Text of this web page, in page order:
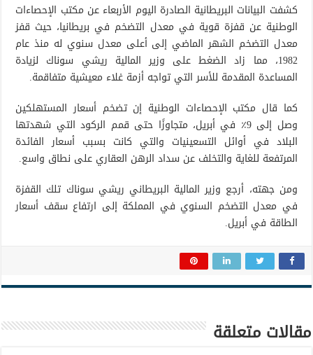
كشفت البيانات البريطانية الصادرة اليوم الأربعاء عن مكتب الإحصاءات
الوطنية عن قفزة قوية في معدل التضخم في بريطانيا، حيث قفز
معدل التضخم الشهر الماضي إلى أعلى معدل سنوي له منذ عام
1982، مما زاد الضغط على وزير المالية ريشي سوناك لزيادة
المساعدة المقدمة للأسر التي تواجه أزمة غلاء معيشية متفاقمة.
كما قال مكتب الإحصاءات الوطنية إن تضخم أسعار المستهلكين
وصل إلى 9٪ في أبريل، متجاوزًا حتى قمم الركود التي شهدتها
البلاد في أوائل التسعينيات والتي كانت بسبب أسعار الفائدة
المرتفعة للغاية والتخلف عن سداد الرهن العقاري على نطاق واسع.
ومن جهته، أرجع وزير المالية البريطاني ريشي سوناك تلك القفزة
في معدل التضخم السنوي في المملكة إلى ارتفاع سقف أسعار
الطاقة في أبريل.
مقالات متعلقة